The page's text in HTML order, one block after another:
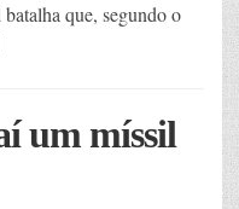
que, segundo o
um míssil